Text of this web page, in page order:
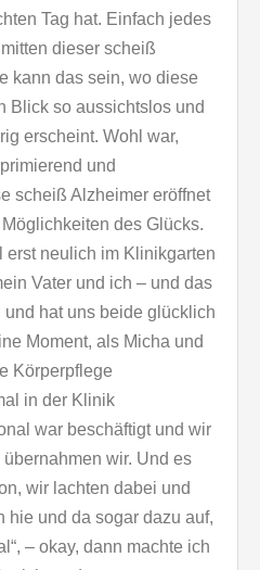
Tag hat. Einfach jedes
dieser scheiß
kann das sein, wo diese
Blick so aussichtslos und
erscheint. Wohl war,
und
scheiß Alzheimer eröffnet
des Glücks.
neulich im Klinikgarten
Vater und ich – und das
hat uns beide glücklich
Moment, als Micha und
Körperpflege
in der Klinik
war beschäftigt und wir
wir. Und es
wir lachten dabei und
hie und da sogar dazu auf,
– okay, dann machte ich